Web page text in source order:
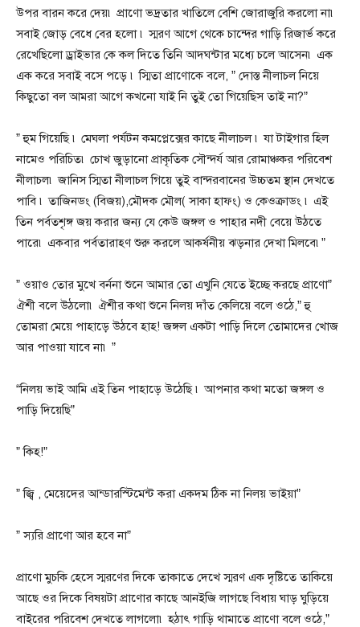
উপর বারন করে দেয়৷ প্রাণো ভদ্রতার খাতিলে বেশি জোরাজুরি করলো না৷
সবাই জোড় বেধে বের হলো ৷ স্মরণ আগে থেকে চান্দের গাড়ি রিজার্ভ করে
রেখেছিলো ড্রাইভার কে কল দিতে তিনি আদঘন্টার মধ্যে চলে আসেন৷ এক
এক করে সবাই বসে পড়ে ৷ স্মিতা প্রাণোকে বলে, ” দোস্ত নীলাচল নিয়ে
কিছুতো বল আমরা আগে কখনো যাই নি তুই তো গিয়েছিস তাই না?”
” হুম গিয়েছি ৷ মেঘলা পর্যটন কমপ্লেক্সের কাছে নীলাচল ৷ যা টাইগার হিল
নামেও পরিচিত৷ চোখ জুড়ানো প্রাকৃতিক সৌন্দর্য আর রোমাঞ্চকর পরিবেশ
নীলাচল৷ জানিস স্মিতা নীলাচল গিয়ে তুই বান্দরবানের উচ্চতম স্থান দেখতে
পাবি ৷ তাজিনডং (বিজয়),মৌদক মৌল( সাকা হাফং) ও কেওক্রাডং ৷ এই
তিন পর্বতশৃঙ্গ জয় করার জন্য যে কেউ জঙ্গল ও পাহার নদী বেয়ে উঠতে
পারে৷ একবার পর্বতারাহণ শুরু করলে আকর্ষনীয় ঝড়নার দেখা মিলবে৷”
” ওয়াও তোর মুখে বর্ননা শুনে আমার তো এখুনি যেতে ইচ্ছে করছে প্রাণো”
ঐশী বলে উঠলো৷ ঐশীর কথা শুনে নিলয় দাঁত কেলিয়ে বলে ওঠে,” হু
তোমরা মেয়ে পাহাড়ে উঠবে হাহ! জঙ্গল একটা পাড়ি দিলে তোমাদের খোজ
আর পাওয়া যাবে না৷ ”
“নিলয় ভাই আমি এই তিন পাহাড়ে উঠেছি ৷ আপনার কথা মতো জঙ্গল ও
পাড়ি দিয়েছি”
” কিহ!”
” জ্বি , মেয়েদের আন্ডারস্টিমেন্ট করা একদম ঠিক না নিলয় ভাইয়া”
” স্যরি প্রাণো আর হবে না”
প্রাণো মুচকি হেসে স্মরণের দিকে তাকাতে দেখে স্মরণ এক দৃষ্টিতে তাকিয়ে
আছে ওর দিকে বিষয়টা প্রাণোর কাছে আনইজি লাগছে বিধায় ঘাড় ঘুড়িয়ে
বাইরের পরিবেশ দেখতে লাগলো৷ হঠাৎ গাড়ি থামাতে প্রাণো বলে ওঠে,”